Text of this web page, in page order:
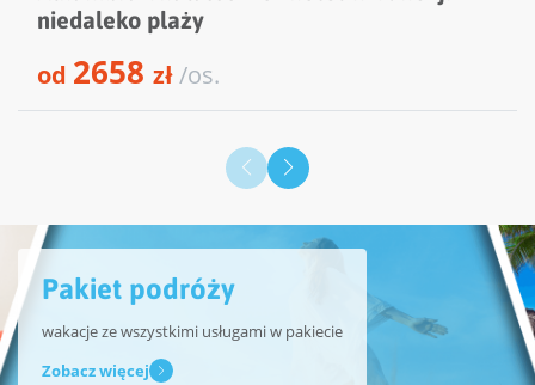
niedaleko plaży
od 2658 zł/os.
Pakiet podróży
wakacje ze wszystkimi usługami w pakiecie
Zobacz więcej